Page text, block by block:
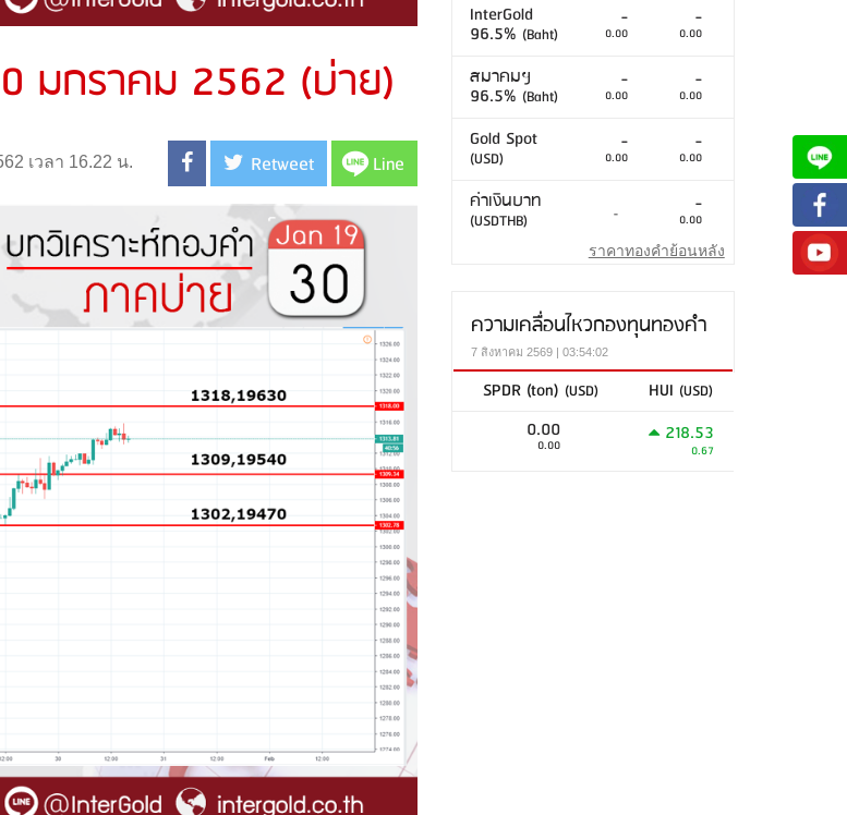
มกราคม 2562 (บ่าย)
เวลา 16.22 น. Retweet Line
InterGold
96.5% (Baht)
-
0.00
-
0.00
สมาคมฯ
96.5% (Baht)
-
0.00
-
0.00
Gold Spot
(USD)
-
0.00
-
0.00
ค่าเงินบาท
(USDTHB) - -
0.00
ราคาทองคำย้อนหลัง
ความเคลื่อนไหวกองทุนทองคำ
7 สิงหาคม 2569 | 03:54:02
SPDR (ton) (USD) HUI (USD)
0.00
0.00 218.53
0.67